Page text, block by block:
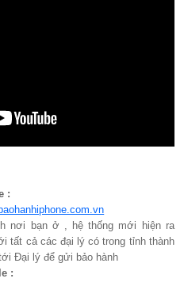
:
nơi bạn ở , hệ thống mới hiện ra
tất cả các đại lý có trong tỉnh thành
Đại lý để gửi bảo hành
: